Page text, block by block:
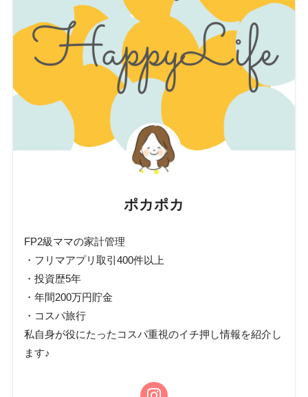
ポカポカ
FP2級ママの家計管理
・フリマアプリ取引400件以上
・投資歴5年
・年間200万円貯金
・コスパ旅行
私自身が役にたったコスパ重視のイチ押し情報を紹介し
ます♪